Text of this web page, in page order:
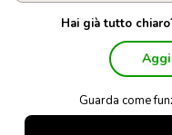
Hai già tutto
Guarda come